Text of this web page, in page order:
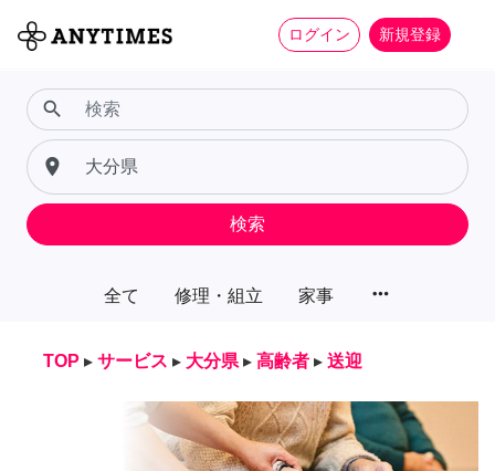
ログイン 新規登録
全て 修理・組立 家事 more_horiz
search
place
検索
TOP ▸ サービス ▸ 大分県 ▸ 高齢者 ▸ 送迎